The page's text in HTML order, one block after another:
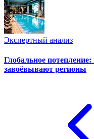
Экспертный анализ
Глобальное
завоёвывают регионы